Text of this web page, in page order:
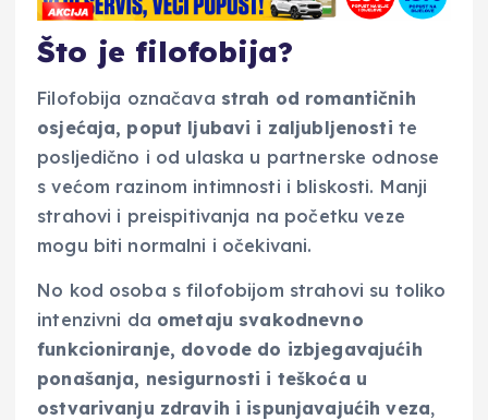
Što je filofobija?
Filofobija označava strah od romantičnih
osjećaja, poput ljubavi i zaljubljenosti te
posljedično i od ulaska u partnerske odnose
s većom razinom intimnosti i bliskosti. Manji
strahovi i preispitivanja na početku veze
mogu biti normalni i očekivani.
No kod osoba s filofobijom strahovi su toliko
intenzivni da ometaju svakodnevno
funkcioniranje, dovode do izbjegavajućih
ponašanja, nesigurnosti i teškoća u
ostvarivanju zdravih i ispunjavajućih veza,